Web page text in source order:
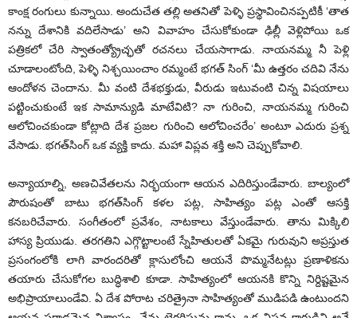
కాంక్ష రంగులు కున్నాయి. అందుచేత తల్లి అతనితో పెళ్ళి ప్రస్థావించినప్పటికీ ‘తాత
నన్ను దేశానికి వదిలేసాడు’ అని వివాహం చేసుకోకుండా ఢిల్లీ వెళ్లిపోయి ఒక
పత్రికలో చేరి స్వాతంత్య్రోచ్ఛతో రచనలు చేయసాగాడు. నాయనమ్మ నీ పెళ్లి
చూడాలంటోంది, పెళ్ళి నిశ్చయించాం రమ్మంటే భగత్‌ సింగ్‌ ‘మీ ఉత్తరం చదివి నేను
ఆందోళన చెందాను. మీ వంటి దేశభక్తుడు, వీరుడు ఇటువంటి చిన్న విషయాలు
పట్టించుకుంటే ఇక సామాన్యుడి మాటేవిటి? నా గురించి, నాయనమ్మ గురించి
ఆలోచించకుండా కోట్లాది దేశ ప్రజల గురించి ఆలోచించరేం’ అంటూ ఎదురు ప్రశ్న
వేసాడు. భగత్‌సింగ్‌ ఒక వ్యక్తి కాదు. మహా విప్లవ శక్తి అని చెప్పుకోవాలి.
అన్యాయాల్ని, అణచివేతలను నిర్భయంగా ఆయన ఎదిరిస్తుండేవారు. బాల్యంలో
పౌరుషంతో బాటు భగత్‌సింగ్‌ కళల పట్ల, సాహిత్యం పట్ల ఎంతో ఆసక్తి
కనబరిచేవారు. సంగీతంలో ప్రవేశం, నాటకాలు వేస్తుండేవారు. తాను మిక్కిలి
హాస్య ప్రియుడు. తరగతిని ఎగ్గొట్టాలంటే స్నేహితులతో ఏకమై గురువుని అప్రస్తుత
ప్రసంగంలోకి లాగి వారందరితో క్లాసులోంచి ఆయనే పొమ్మనేటట్లు ప్రణాళికను
తయారు చేసుకోగల బుద్ధిశాలి కూడా. సాహిత్యంలో ఆయనకి కొన్ని నిర్దిష్టమైన
అభిప్రాయాలుండేవి. ఏ దేశ పోరాట చరిత్రైనా సాహిత్యంతో ముడిపడి ఉంటుందని